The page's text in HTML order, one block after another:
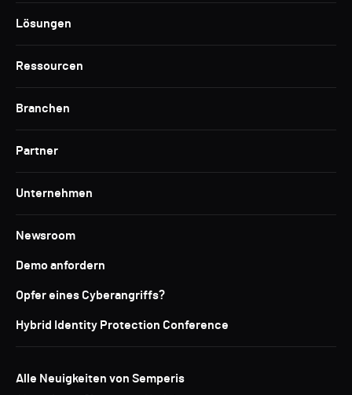
Lösungen
Ressourcen
Branchen
Partner
Unternehmen
Newsroom
Demo anfordern
Opfer eines Cyberangriffs?
Hybrid Identity Protection Conference
Alle Neuigkeiten von Semperis